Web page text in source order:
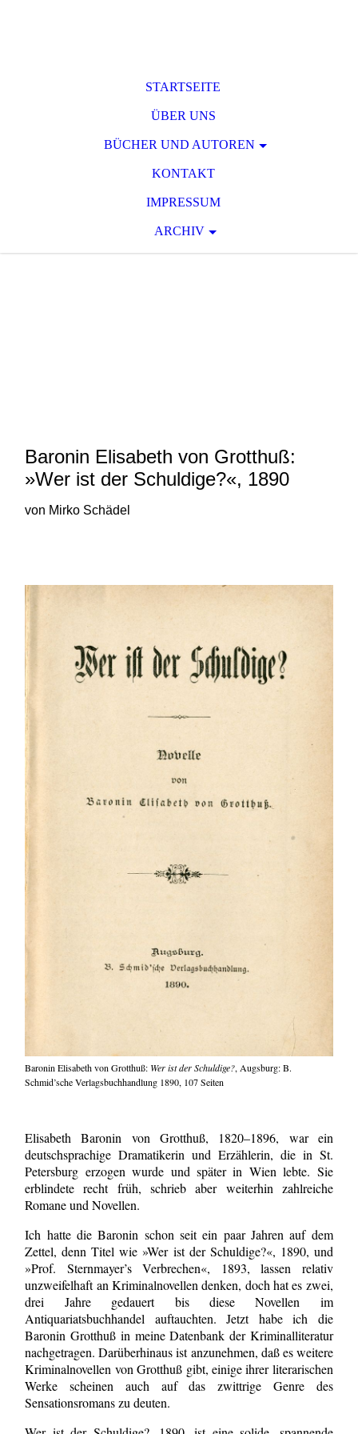
STARTSEITE
ÜBER UNS
BÜCHER UND AUTOREN
KONTAKT
IMPRESSUM
ARCHIV
Baronin Elisabeth von Grotthuß:
»Wer ist der Schuldige?«, 1890
von Mirko Schädel
Baronin Elisabeth von Grotthuß: Wer ist der Schuldige?, Augsburg: B.
Schmid’sche Verlagsbuchhandlung 1890, 107 Seiten
Elisabeth Baronin von Grotthuß, 1820–1896, war ein
deutschsprachige Dramatikerin und Erzählerin, die in St.
Petersburg erzogen wurde und später in Wien lebte. Sie
erblindete recht früh, schrieb aber weiterhin zahlreiche
Romane und Novellen.
Ich hatte die Baronin schon seit ein paar Jahren auf dem
Zettel, denn Titel wie »Wer ist der Schuldige?«, 1890, und
»Prof. Sternmayer’s Verbrechen«, 1893, lassen relativ
unzweifelhaft an Kriminalnovellen denken, doch hat es zwei,
drei Jahre gedauert bis diese Novellen im
Antiquariatsbuchhandel auftauchten. Jetzt habe ich die
Baronin Grotthuß in meine Datenbank der Kriminalliteratur
nachgetragen. Darüberhinaus ist anzunehmen, daß es weitere
Kriminalnovellen von Grotthuß gibt, einige ihrer literarischen
Werke scheinen auch auf das zwittrige Genre des
Sensationsromans zu deuten.